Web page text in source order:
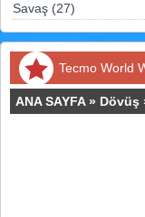
Savaş (27)
Tecmo World
ANA SAYFA» Dövüş